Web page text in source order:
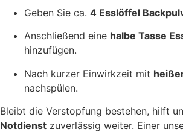
Geben Sie ca. 4 Esslöffel
Anschließend eine halbe Tasse
hinzufügen.
Nach kurzer Einwirkzeit mit
nachspülen.
Bleibt die Verstopfung bestehen, hilft
Notdienst zuverlässig weiter. Einer